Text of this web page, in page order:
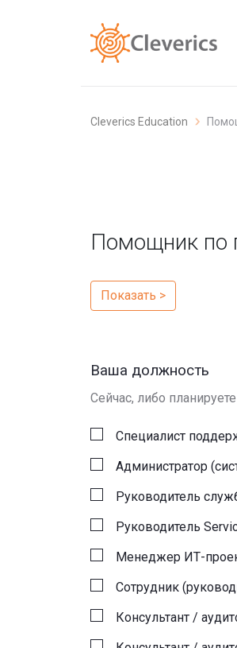
Cleverics Education
Помощник по
Показать >
Ваша должность
Сейчас, либо
Специалист
Администратор
Руководитель
Руководитель
Менеджер ИТ-
Сотрудник
Консультант /